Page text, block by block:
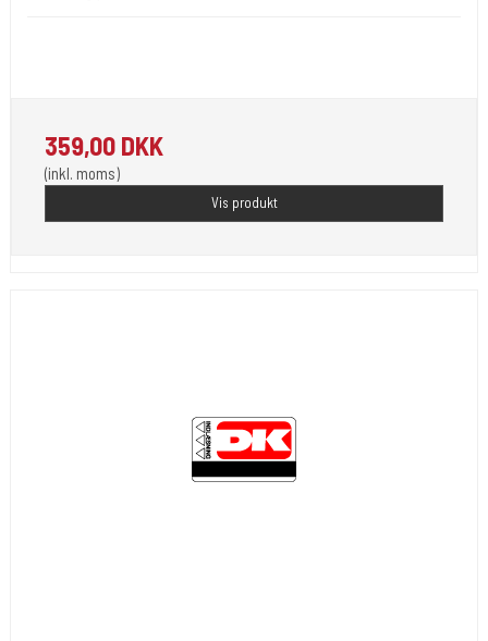
359,00 DKK
(inkl. moms)
Vis produkt